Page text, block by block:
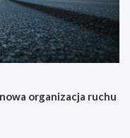
organizacja ruchu